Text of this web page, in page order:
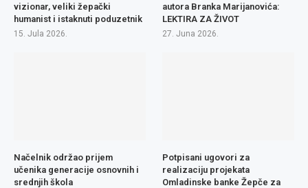
vizionar, veliki žepački
humanist i istaknuti poduzetnik
15. Jula 2026.
autora Branka Marijanovića:
LEKTIRA ZA ŽIVOT
27. Juna 2026.
Načelnik održao prijem
učenika generacije osnovnih i
srednjih škola
Potpisani ugovori za
realizaciju projekata
Omladinske banke Žepče za